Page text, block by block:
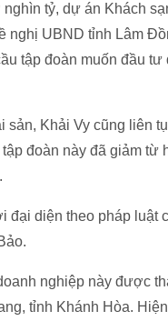
tỷ, dự án Khách
nghị UBND tỉnh Lâm
tập đoàn muốn đầu
Khải Vy cũng liên
đoàn này đã giảm từ
đại diện theo pháp
nghiệp này được
tỉnh Khánh Hòa.